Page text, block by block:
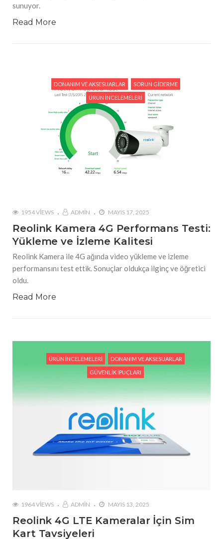
sunuyor.
Read More
DONANIM VE AKSESUARLAR SORUN GIDERME
ÜRÜN İNCELEMELERI
1954 VIEWS ADMIN MAYIS 17, 2025
Reolink Kamera 4G Performans Testi:
Yükleme ve İzleme Kalitesi
Reolink Kamera ile 4G ağında video yükleme ve izleme
performansını test ettik. Sonuçlar oldukça ilginç ve öğretici
oldu.
Read More
ÜRÜN İNCELEMELERI DONANIM VE AKSESUARLAR
GÜVENLIK İPUÇLARI
1964 VIEWS ADMIN MAYIS 13, 2025
Reolink 4G LTE Kameralar İçin Sim
Kart Tavsiyeleri